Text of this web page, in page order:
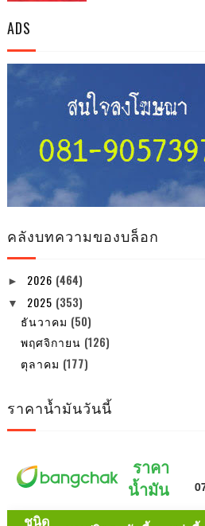
ADS
คลังบทความของบล็อก
► 2026 (464)
▼ 2025 (353)
ธันวาคม (50)
พฤศจิกายน (126)
ตุลาคม (177)
ราคาน้ำมันวันนี้